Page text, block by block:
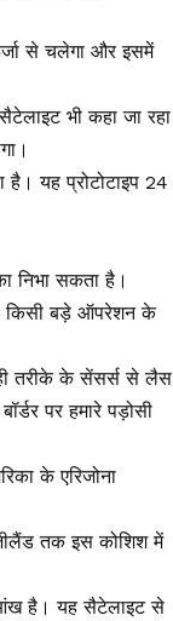
से चलेगा और इसमें
भी कहा जा रहा
यह प्रोटोटाइप 24
निभा सकता है।
किसी बड़े ऑपरेशन के
तरीके के सेंसर्स से लैस
पर हमारे पड़ोसी
के एरिजोना
तक इस कोशिश में
आंख है। यह सैटेलाइट से